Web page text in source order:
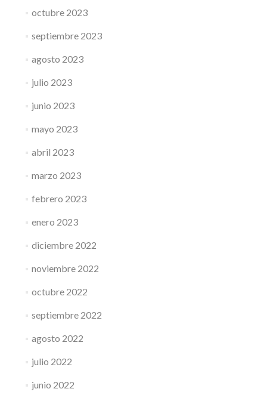
octubre 2023
septiembre 2023
agosto 2023
julio 2023
junio 2023
mayo 2023
abril 2023
marzo 2023
febrero 2023
enero 2023
diciembre 2022
noviembre 2022
octubre 2022
septiembre 2022
agosto 2022
julio 2022
junio 2022